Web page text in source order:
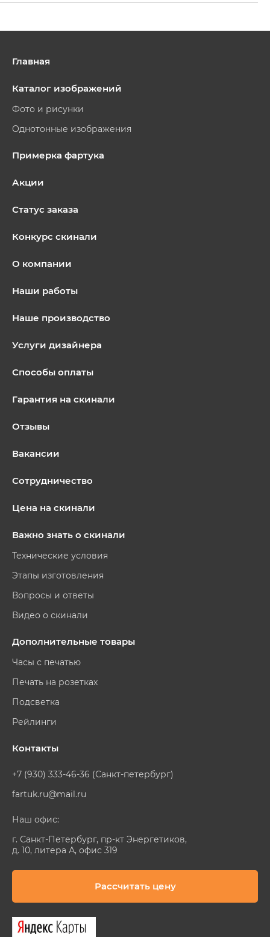
Главная
Каталог изображений
Фото и рисунки
Однотонные изображения
Примерка фартука
Акции
Статус заказа
Конкурс скинали
О компании
Наши работы
Наше производство
Услуги дизайнера
Способы оплаты
Гарантия на скинали
Отзывы
Вакансии
Сотрудничество
Цена на скинали
Важно знать о скинали
Технические условия
Этапы изготовления
Вопросы и ответы
Видео о скинали
Дополнительные товары
Часы с печатью
Печать на розетках
Подсветка
Рейлинги
Контакты
+7 (930) 333-46-36 (Санкт-петербург)
fartuk.ru@mail.ru
Наш офис:
г. Санкт-Петербург, пр-кт Энергетиков,
д. 10, литера А, офис 319
Рассчитать цену